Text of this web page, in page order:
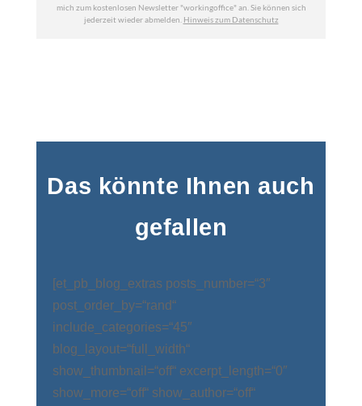
Das könnte Ihnen auch
gefallen
[et_pb_blog_extras posts_number=“3″
post_order_by=“rand“
include_categories=“45″
blog_layout=“full_width“
show_thumbnail=“off“ excerpt_length=“0″
show_more=“off“ show_author=“off“